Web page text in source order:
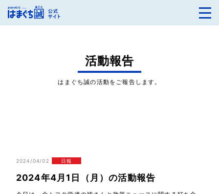
活動報告
はまぐち誠の活動をご報告します。
2024/04/02 日報
2024年4月1日（月）の活動報告